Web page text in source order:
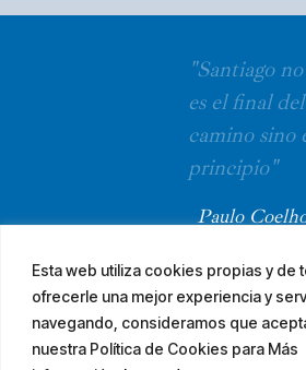
Esta web utiliza cookies propias y de
ofrecerle una mejor experiencia y
navegando, consideramos que
nuestra Política de Cookies para Más
"Santiago no
es el final del
camino sino
principio"
Paulo